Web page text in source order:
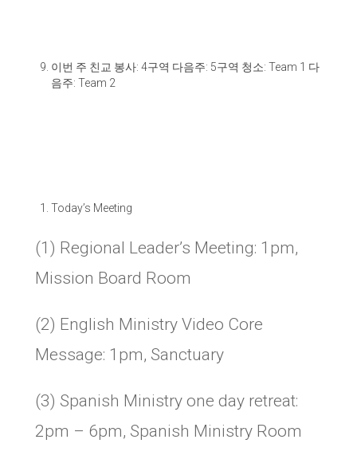
이번 주 친교 봉사: 4구역 다음주: 5구역 청소: Team 1 다
음주: Team 2
Today’s Meeting
(1) Regional Leader’s Meeting: 1pm,
Mission Board Room
(2) English Ministry Video Core
Message: 1pm, Sanctuary
(3) Spanish Ministry one day retreat:
2pm – 6pm, Spanish Ministry Room